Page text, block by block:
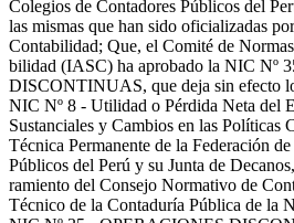
Colegios de Contadores Públicos del
las mismas que han sido oficializadas
Contabilidad; Que, el Comité de
bilidad (IASC) ha aprobado la NIC Nº
DISCONTINUAS, que deja sin efecto
NIC Nº 8 - Utilidad o Pérdida Neta del
Sustanciales y Cambios en las Políticas
Técnica Permanente de la Federación
Públicos del Perú y su Junta de
ramiento del Consejo Normativo de
Técnico de la Contaduría Pública de la